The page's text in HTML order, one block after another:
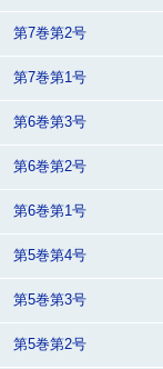
第7巻第2号
第7巻第1号
第6巻第3号
第6巻第2号
第6巻第1号
第5巻第4号
第5巻第3号
第5巻第2号